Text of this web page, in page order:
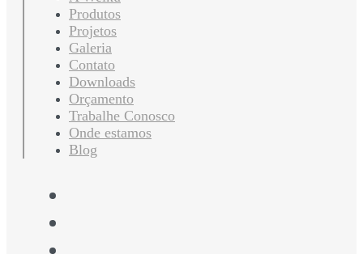
Produtos
Projetos
Galeria
Contato
Downloads
Orçamento
Trabalhe Conosco
Onde estamos
Blog